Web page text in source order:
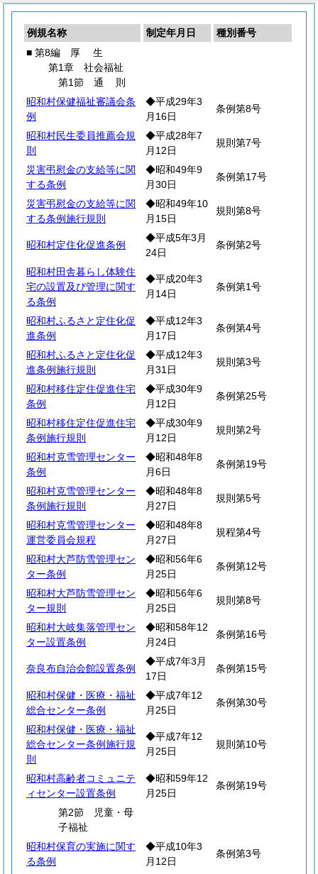
例規名称 制定年月日
種別番号
■ 第8編 厚 生
第1章 社会福祉
第1節 通 則
昭和村保健福祉審議会条
例
◆平成29年3
月16日
条例第8号
昭和村民生委員推薦会規
則
◆平成28年7
月12日
規則第7号
災害弔慰金の支給等に関
する条例
◆昭和49年9
月30日
条例第17号
災害弔慰金の支給等に関
する条例施行規則
◆昭和49年10
月15日
規則第8号
昭和村定住化促進条例
◆平成5年3月
24日
条例第2号
昭和村田舎暮らし体験住
宅の設置及び管理に関す
る条例
◆平成20年3
月14日
条例第1号
昭和村ふるさと定住化促
進条例
◆平成12年3
月17日
条例第4号
昭和村ふるさと定住化促
進条例施行規則
◆平成12年3
月31日
規則第3号
昭和村移住定住促進住宅
条例
◆平成30年9
月12日
条例第25号
昭和村移住定住促進住宅
条例施行規則
◆平成30年9
月12日
規則第2号
昭和村克雪管理センター
条例
◆昭和48年8
月6日
条例第19号
昭和村克雪管理センター
条例施行規則
◆昭和48年8
月27日
規則第5号
昭和村克雪管理センター
運営委員会規程
◆昭和48年8
月27日
規程第4号
昭和村大芦防雪管理セン
ター条例
◆昭和56年6
月25日
条例第12号
昭和村大芦防雪管理セン
ター規則
◆昭和56年6
月25日
規則第8号
昭和村大岐集落管理セン
ター設置条例
◆昭和58年12
月24日
条例第16号
奈良布自治会館設置条例
◆平成7年3月
17日
条例第15号
昭和村保健・医療・福祉
総合センター条例
◆平成7年12
月25日
条例第30号
昭和村保健・医療・福祉
総合センター条例施行規
則
◆平成7年12
月25日
規則第10号
昭和村高齢者コミュニテ
ィセンター設置条例
◆昭和59年12
月25日
条例第19号
第2節 児童・母
子福祉
昭和村保育の実施に関す
る条例
◆平成10年3
月12日
条例第3号